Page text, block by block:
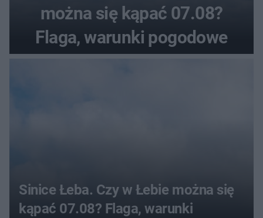
można się kąpać 07.08?
Flaga, warunki pogodowe
Sinice Łeba. Czy w Łebie można się
kąpać 07.08? Flaga, warunki